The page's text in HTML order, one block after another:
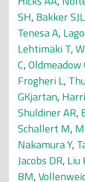
SH, Bakker SJL
Tenesa A,
Lehtimäki T,
C,Oldmeadow
Frogheri L,
GKjartan,
Shuldiner AR,
Schallert M,
Nakamura Y,
Jacobs DR, Liu
BM,